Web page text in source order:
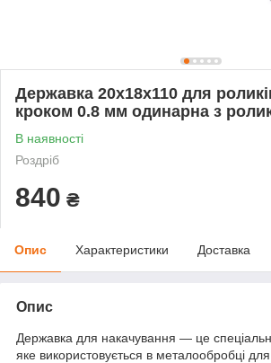
Державка 20х18х110 для
кроком 0.8 мм одинарна з
В наявності
Роздріб
840 ₴
Опис Характеристики Доставка
Опис
Державка для накачування — це
яке використовується в металообробці